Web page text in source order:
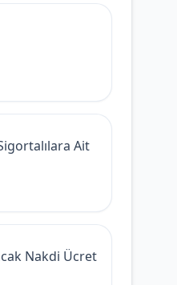
Ait
Nakdi Ücret